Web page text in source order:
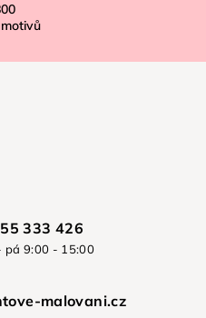
333 426
pá 9:00 - 15:00
malovani.cz